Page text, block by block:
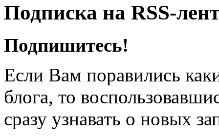
Подписка на RSS-
Подпишитесь!
Если Вам поравились
блога, то
сразу узнавать о новых